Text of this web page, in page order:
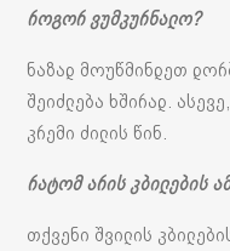
როგორ ვუმკურნალო?
ნაზად მოუწმინდეთ
შეიძლება ხშირად.
კრემი ძილის წინ.
რატომ არის კბილების
თქვენი შვილის